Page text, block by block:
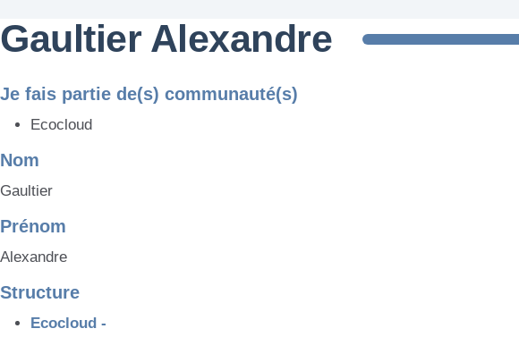
Gaultier Alexandre
Je fais partie de(s) communauté(s)
Ecocloud
Nom
Gaultier
Prénom
Alexandre
Structure
Ecocloud -